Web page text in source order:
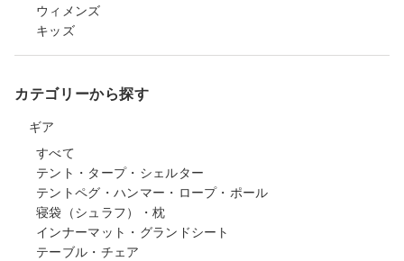
ウィメンズ
キッズ
カテゴリーから探す
ギア
すべて
テント・タープ・シェルター
テントペグ・ハンマー・ロープ・ポール
寝袋（シュラフ）・枕
インナーマット・グランドシート
テーブル・チェア